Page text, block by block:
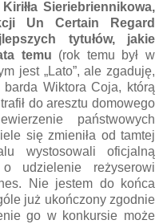
Sieriebriennikowa,
Un Certain Regard
tytułów, jakie
temu (rok temu był w
jest „Lato”, ale zgaduję,
Wiktora Coja, którą
do aresztu domowego
państwowych
się zmieniła od tamtej
wystosowali oficjalną
udzielenie reżyserowi
Nie jestem do końca
już ukończony zgodnie
go w konkursie może